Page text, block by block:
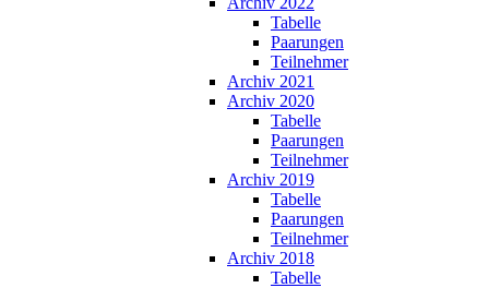
Tabelle
Paarungen
Teilnehmer
Archiv 2021
Archiv 2020
Tabelle
Paarungen
Teilnehmer
Archiv 2019
Tabelle
Paarungen
Teilnehmer
Archiv 2018
Tabelle